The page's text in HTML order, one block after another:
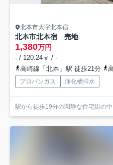
北本市大字北本宿
北本市北本宿 売地
1,380万円
- / 120.24㎡ / -
高崎線「北本」駅 徒歩21分
プロパンガス 浄化槽排水
駅から徒歩19分の閑静な住宅街の中